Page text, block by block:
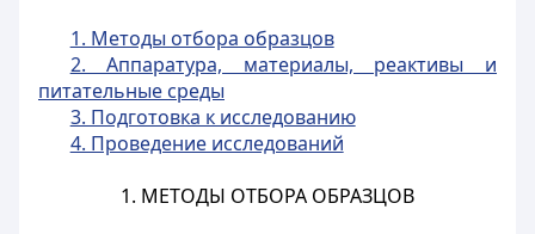
1. Методы отбора образцов
2. Аппаратура, материалы, реактивы и
питательные среды
3. Подготовка к исследованию
4. Проведение исследований
1. МЕТОДЫ ОТБОРА ОБРАЗЦОВ